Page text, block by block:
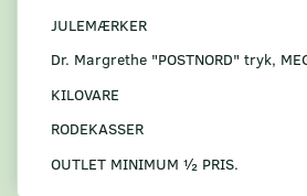
JULEMÆRKER
Dr. Margrethe "POSTNORD" tryk,
KILOVARE
RODEKASSER
OUTLET MINIMUM ½ PRIS.